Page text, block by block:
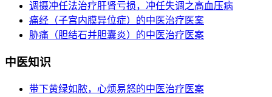
调摄冲任法治疗肝肾亏损，冲任失调之高血压病
痛经（子宫内膜异位症）的中医治疗医案
胁痛（胆结石并胆囊炎）的中医治疗医案
中医知识
带下黄绿如脓，心烦易怒的中医治疗医案